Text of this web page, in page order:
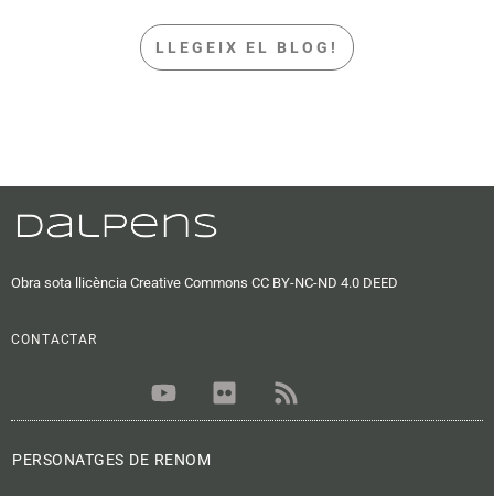
LLEGEIX EL BLOG!
Obra sota llicència Creative Commons CC BY-NC-ND 4.0 DEED
CONTACTAR
Y
o
t
F
l
R
s
PERSONATGES DE RENOM